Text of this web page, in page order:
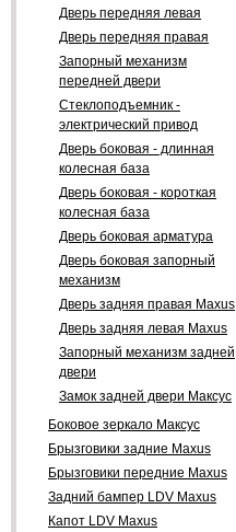
Дверь передняя левая
Дверь передняя правая
Запорный механизм
передней двери
Стеклоподъемник -
электрический привод
Дверь боковая - длинная
колесная база
Дверь боковая - короткая
колесная база
Дверь боковая арматура
Дверь боковая запорный
механизм
Дверь задняя правая Maxus
Дверь задняя левая Maxus
Запорный механизм задней
двери
Замок задней двери Максус
Боковое зеркало Максус
Брызговики задние Maxus
Брызговики передние Maxus
Задний бампер LDV Maxus
Капот LDV Maxus